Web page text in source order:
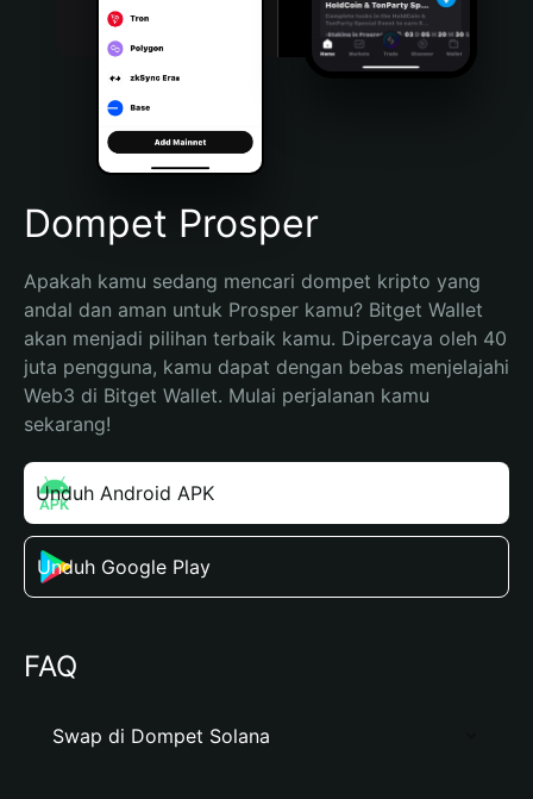
Português (Brasil)
Español (Argentina)
Dompet Prosper
Apakah kamu sedang mencari dompet kripto yang
andal dan aman untuk Prosper kamu? Bitget Wallet
akan menjadi pilihan terbaik kamu. Dipercaya oleh 40
juta pengguna, kamu dapat dengan bebas menjelajahi
Web3 di Bitget Wallet. Mulai perjalanan kamu
sekarang!
Unduh Android APK
Unduh Google Play
FAQ
Swap di Dompet Solana